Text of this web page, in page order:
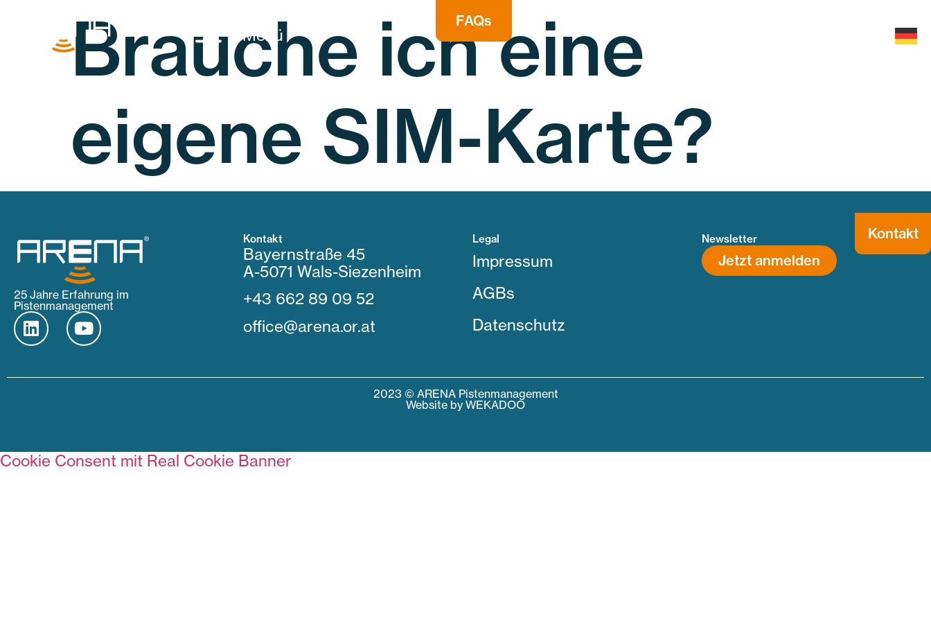
Menü
FAQs
Kontakt
Brauche ich eine
eigene SIM-Karte?
25 Jahre Erfahrung im
Pistenmanagement
Kontakt
Bayernstraße 45
A-5071 Wals-Siezenheim
+43 662 89 09 52
office@arena.or.at
Legal
Impressum
AGBs
Datenschutz
Newsletter
Jetzt anmelden
2023 © ARENA Pistenmanagement
Website by WEKADOO
Cookie Consent mit Real Cookie Banner